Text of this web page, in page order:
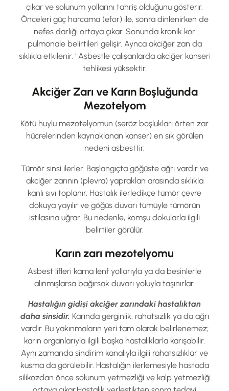
çıkar ve solunum yollarını tahriş olduğunu gösterir.
Önceleri güç harcama (efor) ile, sonra dinlenirken de
nefes darlığı ortaya çıkar. Sonunda kronik kor
pulmonale belirtileri gelişir. Aynca akciğer zan da
sıklıkla etkilenir. ‘ Asbestle çalışanlarda akciğer kanseri
tehlikesi yüksektir.
Akciğer Zarı ve Karın Boşluğunda
Mezotelyom
Kötü huylu mezotelyomun (seröz boşlukları örten zar
hücrelerinden kaynaklanan kanser) en sık görülen
nedeni asbesttir.
Tümör sinsi ilerler. Başlangıçta göğüste ağrı vardır ve
akciğer zarının (plevra) yapraklan arasında sıklıkla
kanlı sıvı toplanır. Hastalık ilerledikçe tümör çevre
dokuya yayılır ve göğüs duvarı tümüyle tümörün
istilasına uğrar. Bu nedenle, komşu dokularla ilgili
belirtiler görülür.
Karın zarı mezotelyomu
Asbest lifleri kama lenf yollarıyla ya da besinlerle
alınmışlarsa bağırsak duvarı yoluyla taşınırlar.
Hastalığın gidişi akciğer zarındaki hastalıktan
daha sinsidir. Karında gerginlik, rahatsızlık ya da ağrı
vardır. Bu yakınmaların yeri tam olarak belirlenemez;
karın organlarıyla ilgili başka hastalıklarla karışabilir.
Aynı zamanda sindirim kanalıyla ilgili rahatsızlıklar ve
kusma da görülebilir. Hastalığın ilerlemesiyle hastada
sili­kozdan önce solunum yetmezliği ve kalp yetmezliği